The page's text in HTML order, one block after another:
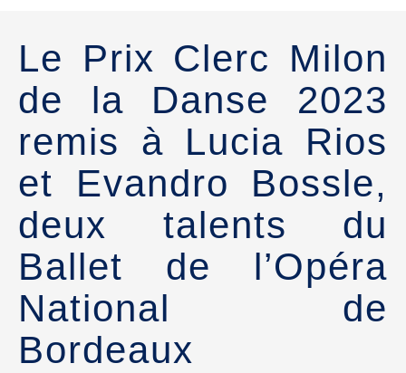
Le Prix Clerc Milon
de la Danse 2023
remis à Lucia Rios
et Evandro Bossle,
deux talents du
Ballet de l’Opéra
National de
Bordeaux